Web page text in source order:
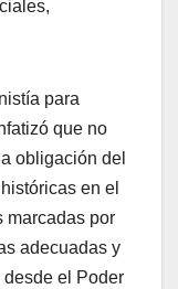
para
que no
obligación del
en el
marcadas por
adecuadas y
el Poder